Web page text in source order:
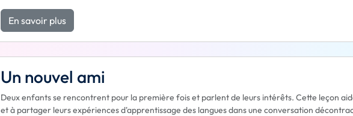
En savoir plus
Un nouvel ami
Deux enfants se rencontrent pour la première fois et parlent de leurs intérêts. Cette leçon
et à partager leurs expériences d'apprentissage des langues dans une conversation